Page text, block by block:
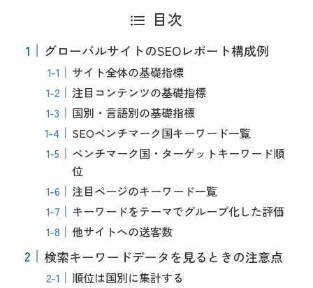
目次
グローバルサイトのSEOレポート構成例
サイト全体の基礎指標
注目コンテンツの基礎指標
国別・言語別の基礎指標
SEOベンチマーク国キーワード一覧
ベンチマーク国・ターゲットキーワード順
位
注目ページのキーワード一覧
キーワードをテーマでグループ化した評価
他サイトへの送客数
検索キーワードデータを見るときの注意点
順位は国別に集計する